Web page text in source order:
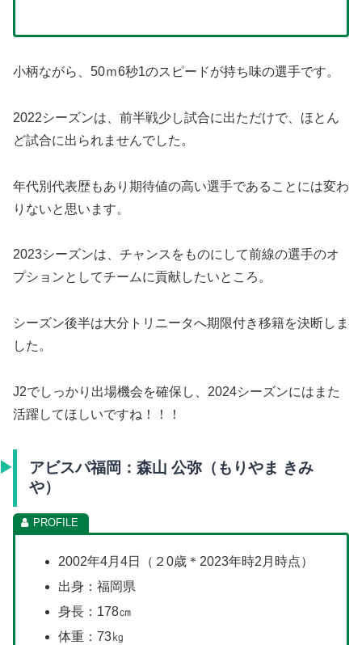
小柄ながら、50ｍ6秒1のスピードが持ち味の選手です。
2022シーズンは、前半戦少し試合に出ただけで、ほとん
ど試合に出られませんでした。
年代別代表歴もあり期待値の高い選手であることには変わ
りないと思います。
2023シーズンは、チャンスをものにして前線の選手のオ
プションとしてチームに貢献したいところ。
シーズン後半は大分トリニータへ期限付き移籍を決断しま
した。
J2でしっかり出場機会を確保し、2024シーズンにはまた
活躍してほしいですね！！！
アビスパ福岡：森山 公弥（もりやま きみ
や）
2002年4月4日（２0歳＊2023年時2月時点）
出身：福岡県
身長：178㎝
体重：73㎏